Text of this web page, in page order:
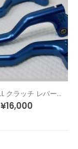
RSC EZ PULL クラッチ レバーのみ（リペアパーツ）
¥16,000